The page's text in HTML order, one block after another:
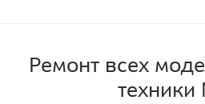
Ремонт всех
техники